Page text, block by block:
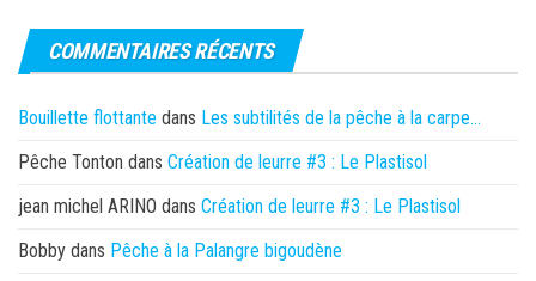
COMMENTAIRES RÉCENTS
Bouillette flottante dans Les subtilités de la pêche à la carpe…
Pêche Tonton dans Création de leurre #3 : Le Plastisol
jean michel ARINO dans Création de leurre #3 : Le Plastisol
Bobby dans Pêche à la Palangre bigoudène